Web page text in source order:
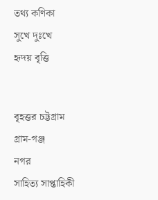
তথ্য কণিকা
সুখে দুঃখে
হৃদয় বৃত্তি
বৃহত্তর চট্টগ্রাম
গ্রাম-গঞ্জ
নগর
সাহিত্য সাপ্তাহিকী